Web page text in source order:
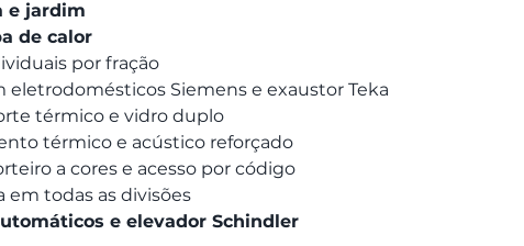
e jardim
de calor
por fração
eletrodomésticos Siemens e exaustor Teka
térmico e vidro duplo
térmico e acústico reforçado
a cores e acesso por código
todas as divisões
e elevador Schindler